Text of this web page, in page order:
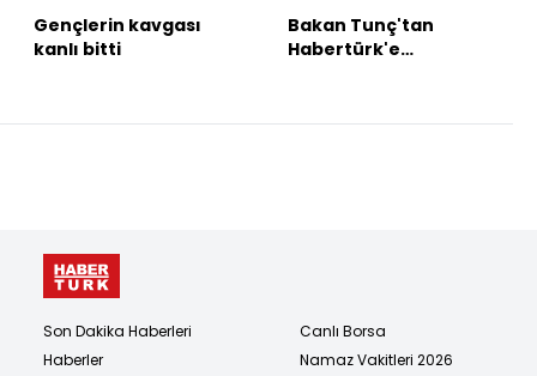
Gençlerin kavgası
kanlı bitti
Bakan Tunç'tan
Habertürk'e
Son Dakika Haberleri
Haberler
Canlı Borsa
Namaz Vakitleri 2026